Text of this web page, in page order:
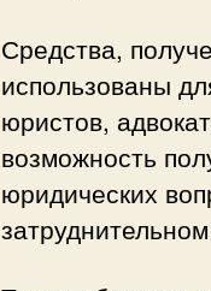
Средства,
использованы
юристов,
возможность
юридических